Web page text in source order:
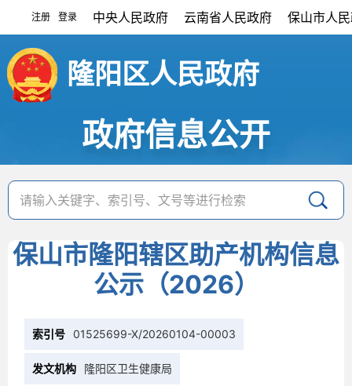
注册 登录 中央人民政府 云南省人民政府 保山市人
隆阳区人民政府
政府信息公开
保山市隆阳辖区助产机构信息
公示（2026）
索引号 01525699-X/20260104-00003
发文机构 隆阳区卫生健康局